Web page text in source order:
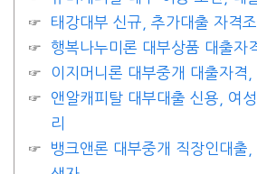
태강대부 신규, 추가대출 자격
행복나누미론 대부상품 대출자
이지머니론 대부중개 대출자격,
앤알캐피탈 대부대출 신용, 여
리
뱅크앤론 대부중개 직장인대출,